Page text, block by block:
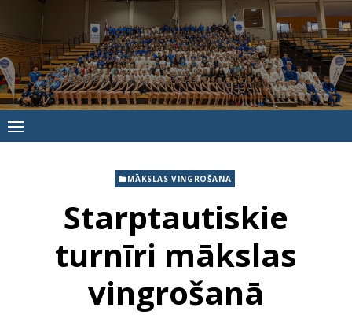
to
content
Jūrmalas
Sporta
skola
MĀKSLAS VINGROŠANA
Starptautiskie
turnīri mākslas
vingrošanā